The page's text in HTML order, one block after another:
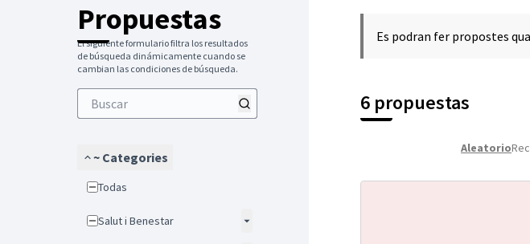
Propuestas
El siguiente formulario filtra los resultados
de búsqueda dinámicamente cuando se
cambian las condiciones de búsqueda.
~ Categories
Todas
Salut i Benestar
Es podran fer propostes
6 propuestas
Aleatorio